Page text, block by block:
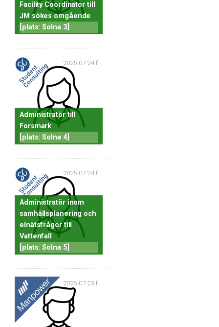
Facility Coordinator till
JM sökes omgående
[plats: Solna 3]
2026-07-24 f
Administratör till
Forsmark
[plats: Solna 4]
2026-07-24 f
Administratör inom
samhällsplanering och
elnätsfrågor till
Vattenfall
[plats: Solna 5]
2026-07-23 f